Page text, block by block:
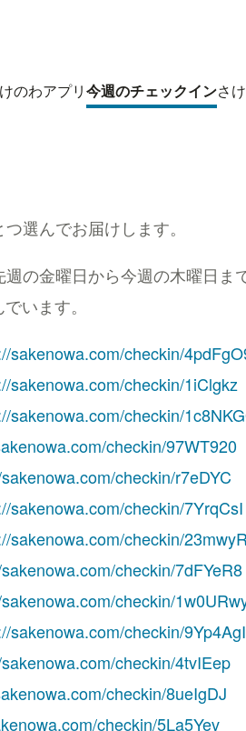
のわアプリ今週のチェックインさ
選んでお届けします。
の金曜日から今週の木曜日ま
います。
sakenowa.com/checkin/
sakenowa.com/checkin/1iClgkz
sakenowa.com/checkin/
checkin/97WT920
checkin/r7eDYC
sakenowa.com/checkin/7YrqCsI
sakenowa.com/checkin/
checkin/7dFYeR8
checkin/
sakenowa.com/checkin/9Yp4AgI
checkin/4tvIEep
checkin/8ueIgDJ
checkin/5La5Yev